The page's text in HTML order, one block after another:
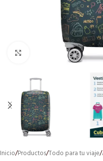
Click to enlarge
Inicio/Productos/Todo para tu viaje/